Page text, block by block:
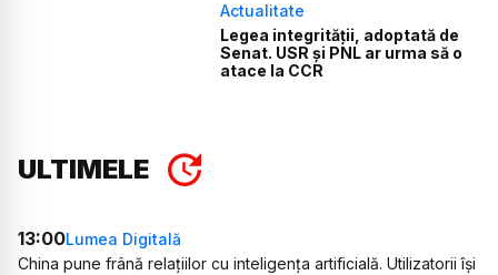
Actualitate
Legea integrității, adoptată de
Senat. USR și PNL ar urma să o
atace la CCR
ULTIMELE
13:00Lumea Digitală
China pune frână relațiilor cu inteligența artificială. Utilizatorii își